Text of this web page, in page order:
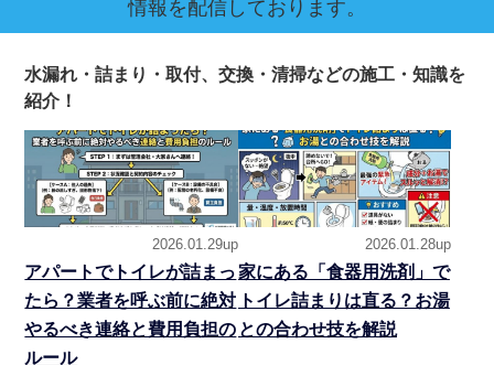
情報を配信しております。
水漏れ・詰まり・取付、交換・清掃などの施工・知識を
紹介！
2026.01.29up
アパートでトイレが詰まっ
たら？業者を呼ぶ前に絶対
やるべき連絡と費用負担の
ルール
2026.01.28up
家にある「食器用洗剤」で
トイレ詰まりは直る？お湯
との合わせ技を解説